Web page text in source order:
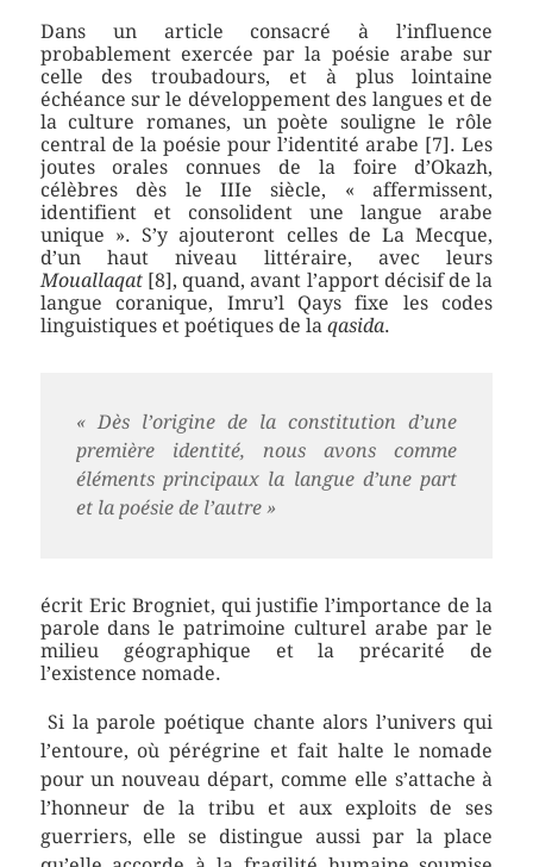
Dans un article consacré à l’influence
probablement exercée par la poésie arabe sur
celle des troubadours, et à plus lointaine
échéance sur le développement des langues et de
la culture romanes, un poète souligne le rôle
central de la poésie pour l’identité arabe [7]. Les
joutes orales connues de la foire d’Okazh,
célèbres dès le IIIe siècle, « affermissent,
identifient et consolident une langue arabe
unique ». S’y ajouteront celles de La Mecque,
d’un haut niveau littéraire, avec leurs
Mouallaqat[8], quand, avant l’apport décisif de la
langue coranique, Imru’l Qays fixe les codes
linguistiques et poétiques de la qasida.
« Dès l’origine de la constitution d’une
première identité, nous avons comme
éléments principaux la langue d’une part
et la poésie de l’autre »
écrit Eric Brogniet, qui justifie l’importance de la
parole dans le patrimoine culturel arabe par le
milieu géographique et la précarité de
l’existence nomade.
Si la parole poétique chante alors l’univers qui
l’entoure, où pérégrine et fait halte le nomade
pour un nouveau départ, comme elle s’attache à
l’honneur de la tribu et aux exploits de ses
guerriers, elle se distingue aussi par la place